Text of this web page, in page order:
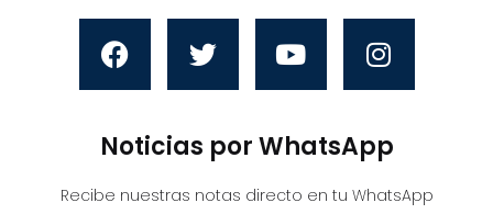
Noticias por WhatsApp
Recibe nuestras notas directo en tu WhatsApp